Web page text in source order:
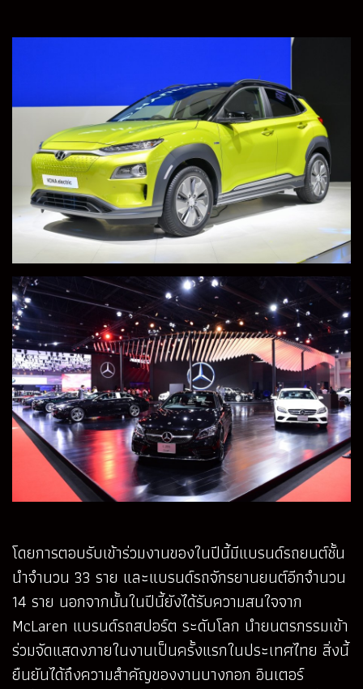
โดยการตอบรับเข้าร่วมงานของในปีนี้มีแบรนด์รถยนต์ชั้น
นำจำนวน 33 ราย และแบรนด์รถจักรยานยนต์อีกจำนวน
14 ราย นอกจากนั้นในปีนี้ยังได้รับความสนใจจาก
McLaren แบรนด์รถสปอร์ต ระดับโลก นำยนตรกรรมเข้า
ร่วมจัดแสดงภายในงานเป็นครั้งแรกในประเทศไทย สิ่งนี้
ยืนยันได้ถึงความสำคัญของงานบางกอก อินเตอร์